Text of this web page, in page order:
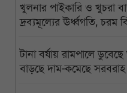
খুলনার পাইকারি ও খুচরা
দ্রব্যমূল্যের ঊর্ধ্বগতি, চরম
টানা বর্ষায় রামপালে
বাড়ছে দাম-কমেছে সরবরাহ